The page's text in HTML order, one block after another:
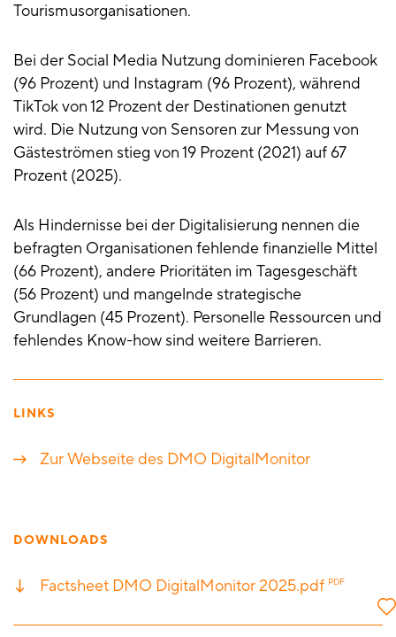
Tourismusorganisationen.
Bei der Social Media Nutzung dominieren Facebook
(96 Prozent) und Instagram (96 Prozent), während
TikTok von 12 Prozent der Destinationen genutzt
wird. Die Nutzung von Sensoren zur Messung von
Gästeströmen stieg von 19 Prozent (2021) auf 67
Prozent (2025).
Als Hindernisse bei der Digitalisierung nennen die
befragten Organisationen fehlende finanzielle Mittel
(66 Prozent), andere Prioritäten im Tagesgeschäft
(56 Prozent) und mangelnde strategische
Grundlagen (45 Prozent). Personelle Ressourcen und
fehlendes Know-how sind weitere Barrieren.
LINKS
Zur Webseite des DMO DigitalMonitor
DOWNLOADS
Factsheet DMO DigitalMonitor 2025.pdf PDF